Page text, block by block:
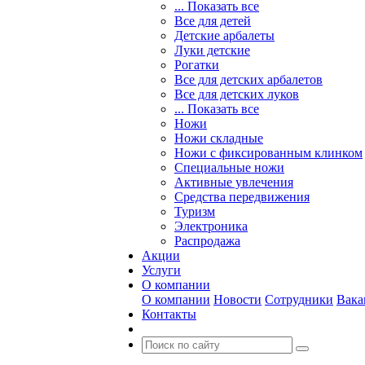
... Показать все
Все для детей
Детские арбалеты
Луки детские
Рогатки
Все для детских арбалетов
Все для детских луков
... Показать все
Ножи
Ножи складные
Ножи с фиксированным клинком
Специальные ножи
Активные увлечения
Средства передвижения
Туризм
Электроника
Распродажа
Акции
Услуги
О компании
О компании Новости Сотрудники
Контакты